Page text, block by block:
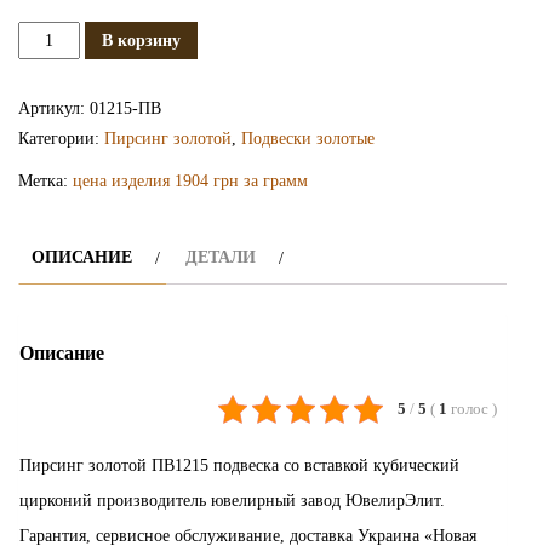
КоличествоВ корзину
Артикул: 01215-ПВ
Категории: Пирсинг золотой, Подвески золотые
Метка: цена изделия 1904 грн за грамм
ОПИСАНИЕ ДЕТАЛИ
Описание
5 / 5 ( 1 голос )
Пирсинг золотой ПВ1215 подвеска со вставкой кубический
цирконий производитель ювелирный завод ЮвелирЭлит.
Гарантия, сервисное обслуживание, доставка Украина «Новая